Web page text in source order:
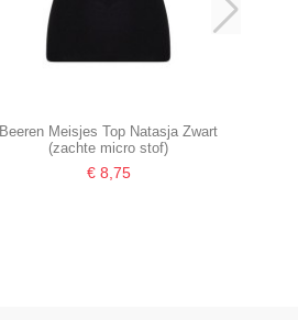
Beeren Meisjes Top Natasja Zwart
(zachte micro stof)
€ 8,75